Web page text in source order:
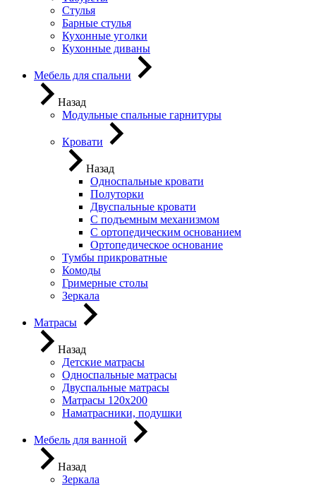
Стулья
Барные стулья
Кухонные уголки
Кухонные диваны
Мебель для спальни
Назад
Модульные спальные гарнитуры
Кровати
Назад
Односпальные кровати
Полуторки
Двуспальные кровати
С подъемным механизмом
С ортопедическим основанием
Ортопедическое основание
Тумбы прикроватные
Комоды
Гримерные столы
Зеркала
Матрасы
Назад
Детские матрасы
Односпальные матрасы
Двуспальные матрасы
Матрасы 120х200
Наматрасники, подушки
Мебель для ванной
Назад
Зеркала